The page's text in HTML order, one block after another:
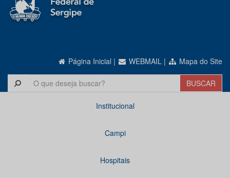
Página Inicial | WEBMAIL | Mapa do Site
Institucional
Campi
Hospitais